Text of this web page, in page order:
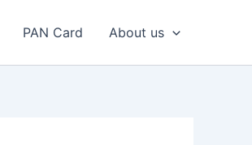
PAN Card About us